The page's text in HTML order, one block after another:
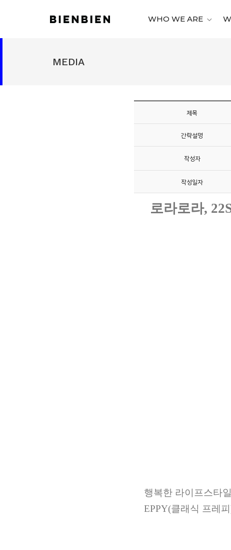
WHO WE ARE
MEDIA
제목
간략설명
작성자
작성일자
로라로라,
행복한 라이프스타
EPPY(클래식 프레피